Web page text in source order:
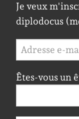
Je veux
diplodocus
Êtes-vous un